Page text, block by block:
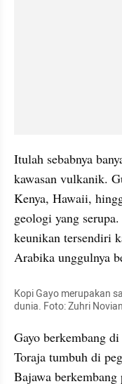
Itulah sebabnya
kawasan vulkanik.
Kenya, Hawaii,
geologi yang
keunikan tersendiri
Arabika unggulnya
Kopi Gayo merupakan
dunia. Foto: Zuhri
Gayo berkembang
Toraja tumbuh di
Bajawa